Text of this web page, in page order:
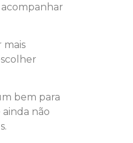
mais
bem para
não